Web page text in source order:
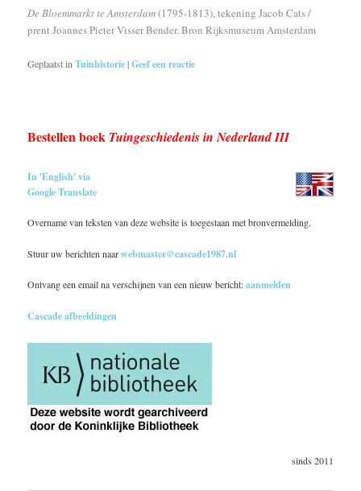
De Bloemmarkt te Amsterdam(1795-1813), tekening Jacob Cats /
prent Joannes Pieter Visser Bender. Bron Rijksmuseum Amsterdam
Geplaatst in Tuinhistorie|Geef een reactie
Bestellen boek Tuingeschiedenis in Nederland III
In 'English' via
Google Translate
Overname van teksten van deze website is toegestaan met bronvermelding.
Stuur uw berichten naarwebmaster@cascade1987.nl
Ontvang een email na verschijnen van een nieuw bericht:aanmelden
Cascade afbeeldingen
sinds 2011